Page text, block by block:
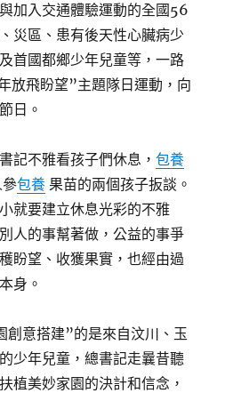
加入交通體驗運動的全國56
災區、患有後天性心臟病少
首國都鄉少年兒童等，一路
放飛盼望”主題隊日運動，向
日。
記不雅看孩子們休息，包養
參包養 果苗的兩個孩子扳談。
就要建立休息光彩的不雅
人的事幫著做，公益的事爭
盼望、收獲果實，也經由過
身。
創意搭建”的是來自汶川、玉
少年兒童，總書記走曩昔聽
植美妙家園的決計和信念，